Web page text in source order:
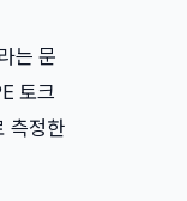
는 문
토크
측정한